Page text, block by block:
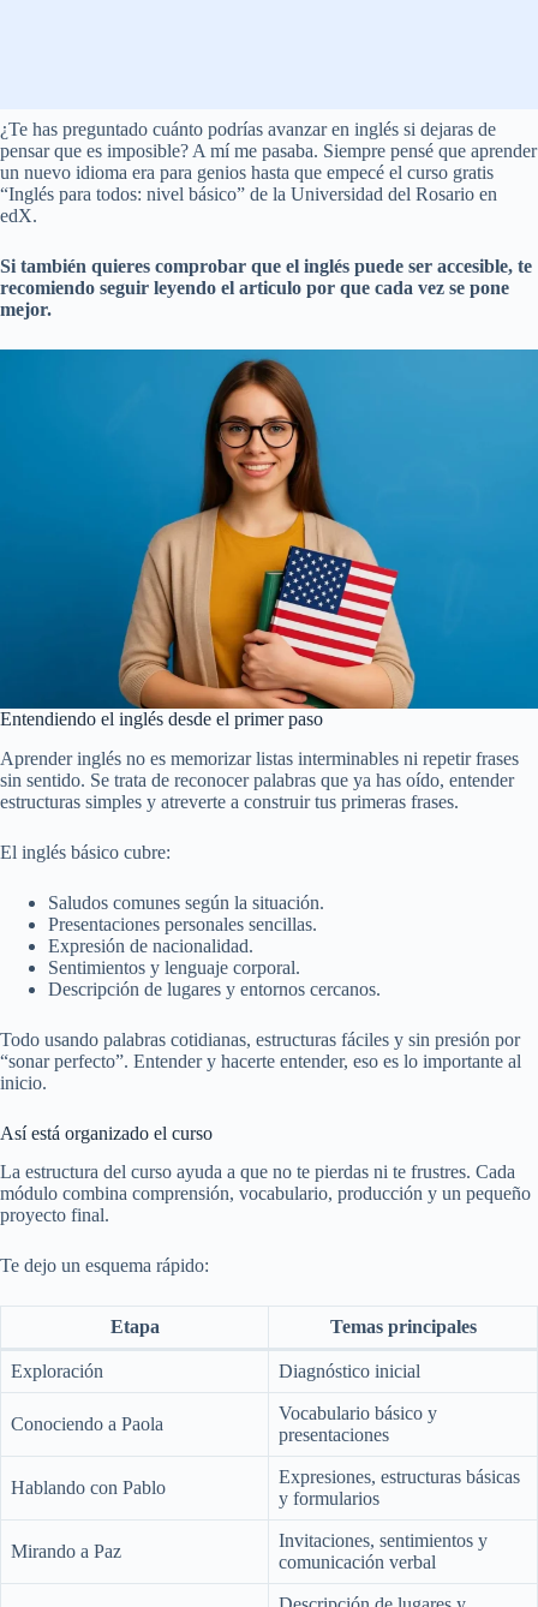
¿Te has preguntado cuánto podrías avanzar en inglés si dejaras de
pensar que es imposible? A mí me pasaba. Siempre pensé que aprender
un nuevo idioma era para genios hasta que empecé el curso gratis
“Inglés para todos: nivel básico” de la Universidad del Rosario en
edX.
Si también quieres comprobar que el inglés puede ser accesible, te
recomiendo seguir leyendo el articulo por que cada vez se pone
mejor.
Entendiendo el inglés desde el primer paso
Aprender inglés no es memorizar listas interminables ni repetir frases
sin sentido. Se trata de reconocer palabras que ya has oído, entender
estructuras simples y atreverte a construir tus primeras frases.
El inglés básico cubre:
Saludos comunes según la situación.
Presentaciones personales sencillas.
Expresión de nacionalidad.
Sentimientos y lenguaje corporal.
Descripción de lugares y entornos cercanos.
Todo usando palabras cotidianas, estructuras fáciles y sin presión por
“sonar perfecto”. Entender y hacerte entender, eso es lo importante al
inicio.
Así está organizado el curso
La estructura del curso ayuda a que no te pierdas ni te frustres. Cada
módulo combina comprensión, vocabulario, producción y un pequeño
proyecto final.
Te dejo un esquema rápido:
Etapa Temas principales
Exploración Diagnóstico inicial
Conociendo a Paola
Vocabulario básico y
presentaciones
Hablando con Pablo
Expresiones, estructuras básicas
y formularios
Mirando a Paz
Invitaciones, sentimientos y
comunicación verbal